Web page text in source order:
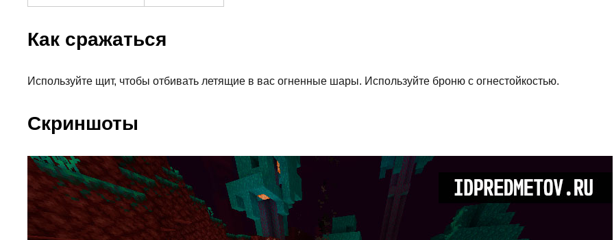
Как сражаться
Используйте щит, чтобы отбивать летящие в вас огненные шары. Используйте броню с огнестойкостью.
Скриншоты